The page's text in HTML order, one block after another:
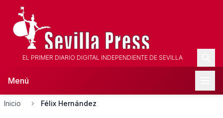
EL PRIMER DIARIO DIGITAL INDEPENDIENTE DE SEVILLA
Menú
Inicio Félix Hernández